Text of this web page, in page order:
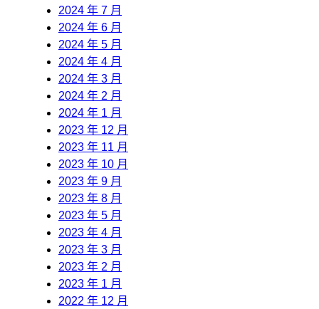
2024 年 7 月
2024 年 6 月
2024 年 5 月
2024 年 4 月
2024 年 3 月
2024 年 2 月
2024 年 1 月
2023 年 12 月
2023 年 11 月
2023 年 10 月
2023 年 9 月
2023 年 8 月
2023 年 5 月
2023 年 4 月
2023 年 3 月
2023 年 2 月
2023 年 1 月
2022 年 12 月